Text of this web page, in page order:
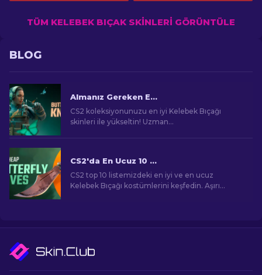
TÜM KELEBEK BIÇAK SKINLERI GÖRÜNTÜLE
BLOG
Almanız Gereken En İyi CS2 Kelebek Bıçağı Skinleri [2026]
CS2 koleksiyonunuzu en iyi Kelebek Bıçağı
skinleri ile yükseltin! Uzman
CS2'da En Ucuz 10 Kelebek Bıçak Kostümü [2026]
CS2 top 10 listemizdeki en iyi ve en ucuz
Kelebek Bıçağı kostümlerini keşfedin. Aşırı